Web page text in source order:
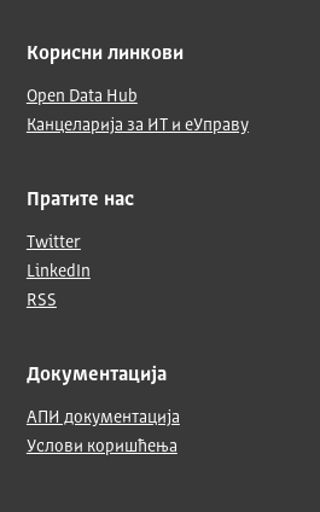
Корисни линкови
Open Data Hub
Канцеларија за ИТ и еУправу
Пратите нас
Twitter
LinkedIn
RSS
Документација
АПИ документација
Услови коришћења